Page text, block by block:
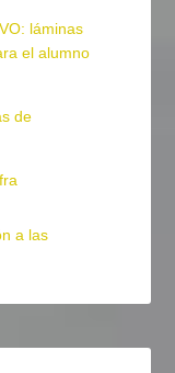
láminas
el alumno
de
a las